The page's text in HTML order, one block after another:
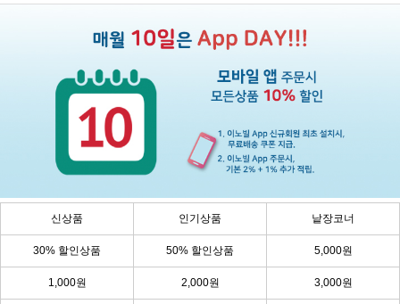
신상품 인기상품 낱장코너
30% 할인상품 50% 할인상품 5,000원
1,000원 2,000원 3,000원